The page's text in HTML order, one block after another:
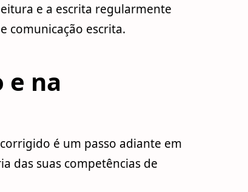
e a escrita regularmente
comunicação escrita.
e na
é um passo adiante em
das suas competências de